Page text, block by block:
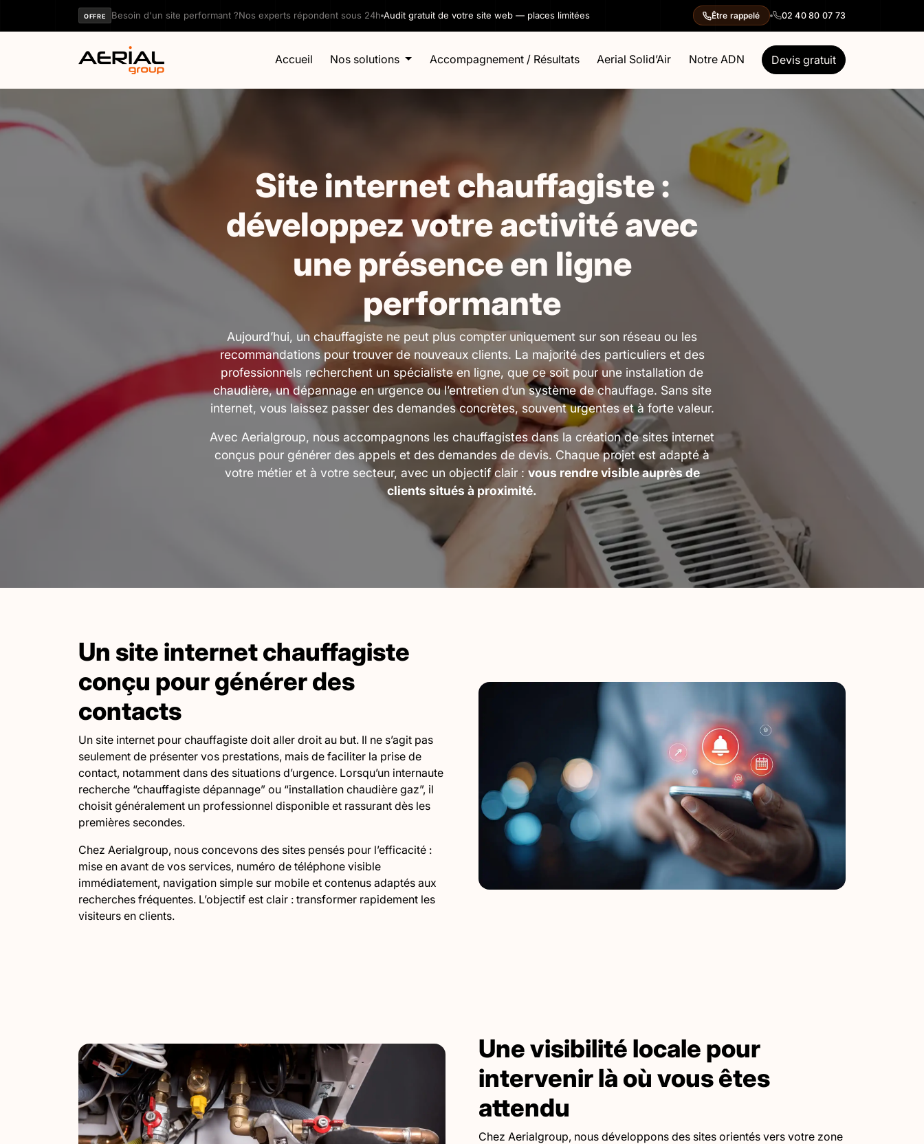
OFFRE Besoin d'un site performant ?Nos experts répondent sous 24h Audit gratuit de votre site web — places limitées Être rappelé 02 40 80 07 73
Accueil Nos solutions Accompagnement / Résultats Aerial Solid’Air Notre ADN Devis gratuit
Site internet chauffagiste :
développez votre activité avec
une présence en ligne
performante
Aujourd’hui, un chauffagiste ne peut plus compter uniquement sur son réseau ou les
recommandations pour trouver de nouveaux clients. La majorité des particuliers et des
professionnels recherchent un spécialiste en ligne, que ce soit pour une installation de
chaudière, un dépannage en urgence ou l’entretien d’un système de chauffage. Sans site
internet, vous laissez passer des demandes concrètes, souvent urgentes et à forte valeur.
Avec Aerialgroup, nous accompagnons les chauffagistes dans la création de sites internet
conçus pour générer des appels et des demandes de devis. Chaque projet est adapté à
votre métier et à votre secteur, avec un objectif clair : vous rendre visible auprès de
clients situés à proximité.
Un site internet chauffagiste
conçu pour générer des
contacts
Un site internet pour chauffagiste doit aller droit au but. Il ne s’agit pas
seulement de présenter vos prestations, mais de faciliter la prise de
contact, notamment dans des situations d’urgence. Lorsqu’un internaute
recherche “chauffagiste dépannage” ou “installation chaudière gaz”, il
choisit généralement un professionnel disponible et rassurant dès les
premières secondes.
Chez Aerialgroup, nous concevons des sites pensés pour l’efficacité :
mise en avant de vos services, numéro de téléphone visible
immédiatement, navigation simple sur mobile et contenus adaptés aux
recherches fréquentes. L’objectif est clair : transformer rapidement les
visiteurs en clients.
Une visibilité locale pour
intervenir là où vous êtes
attendu
Chez Aerialgroup, nous développons des sites orientés vers votre zone
Panneau de gestion des cookies